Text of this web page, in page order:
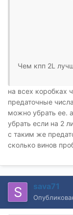
Чем кпп 2L
на всех коробках
предаточные
можно убрать ее.
убрать если на 2
с таким же
сколько винов
sava71